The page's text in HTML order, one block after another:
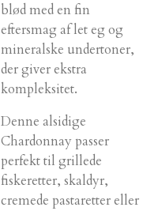
blød med en fin
eftersmag af let eg og
mineralske undertoner,
der giver ekstra
kompleksitet.
Denne alsidige
Chardonnay passer
perfekt til grillede
fiskeretter, skaldyr,
cremede pastaretter eller